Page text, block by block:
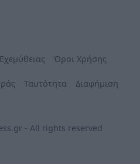
Όροι Χρήσης
Ταυτότητα Διαφήμιση
- All rights reserved